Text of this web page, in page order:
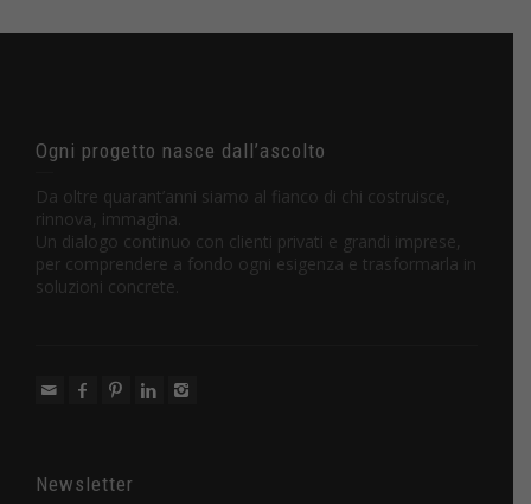
Ogni progetto nasce dall’ascolto
Da oltre quarant’anni siamo al fianco di chi costruisce,
rinnova, immagina.
Un dialogo continuo con clienti privati e grandi imprese,
per comprendere a fondo ogni esigenza e trasformarla in
soluzioni concrete.
Newsletter